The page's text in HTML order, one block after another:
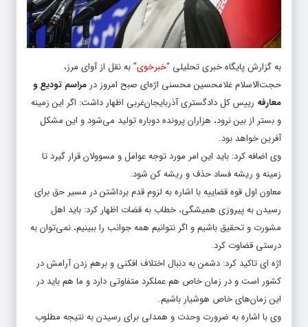
به گزارش پایگاه خبری تحلیلی “خبرخوی” به نقل از آوای مرز،
حجت‌الاسلام غلامحسین محسنی اژه‌ای صبح امروز درمراسم تودیع و
معارفه رییس کل دادگستری آذربایجان‌غربی اظهار داشت: اگر این زمینه
و بستر از بین نرود، هزاران پرونده دوباره تولید می‌شود و این مشکل
آفرین خواهد بود.
وی اضافه کرد: باید این امر مورد توجه عوامل و مسوولان قرار گیرد تا
زمینه و ریشه فساد حذف و ریشه کن شود.
معاون اول قوه قضاییه با اشاره به لزوم قدم برداشتن در مسیر حق برای
رسیدن به پیروزی همیشگی، خطاب به قضات اظهار کرد: باید اهل
مشورت و تحقیق باشیم و اگر نتوانیم همه جوانب را ببینیم، نمی‌توان به
درستی قضاوت کرد.
اژه ای تاکید کرد: دشمن به دنبال اختلاف افکنی و برهم زدن آرامش در
کشور است و در زمان خاص هم عملکرد متفاوتی دارد و ما هم باید در
این زمان‌های خاص هوشیار باشیم.
وی با اشاره به ضرورت وحدت و همدلی برای رسیدن به نتیجه مطلوب